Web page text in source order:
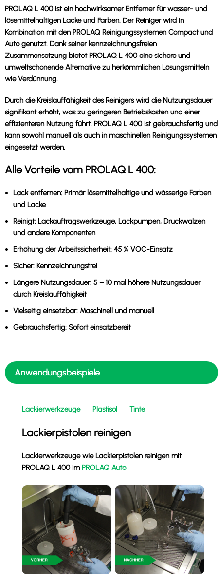
PROLAQ L 400 ist ein hochwirksamer Entferner für wasser- und
lösemittelhaltigen Lacke und Farben. Der Reiniger wird in
Kombination mit den PROLAQ Reinigungssystemen Compact und
Auto genutzt. Dank seiner kennzeichnungsfreien
Zusammensetzung bietet PROLAQ L 400 eine sichere und
umweltschonende Alternative zu herkömmlichen Lösungsmitteln
wie Verdünnung.
Durch die Kreislauffähigkeit des Reinigers wird die Nutzungsdauer
signifikant erhöht, was zu geringeren Betriebskosten und einer
effizienteren Nutzung führt. PROLAQ L 400 ist gebrauchsfertig und
kann sowohl manuell als auch in maschinellen Reinigungssystemen
eingesetzt werden.
Alle Vorteile vom PROLAQ L 400:
Lack entfernen: Primär lösemittelhaltige und wässerige Farben
und Lacke
Reinigt: Lackauftragswerkzeuge, Lackpumpen, Druckwalzen
und andere Komponenten
Erhöhung der Arbeitssicherheit: 45 % VOC-Einsatz
Sicher: Kennzeichnungsfrei
Längere Nutzungsdauer: 5 – 10 mal höhere Nutzungsdauer
durch Kreislauffähigkeit
Vielseitig einsetzbar: Maschinell und manuell
Gebrauchsfertig: Sofort einsatzbereit
Anwendungsbeispiele
Lackierwerkzeuge Plastisol Tinte
Lackierpistolen reinigen
Lackierwerkzeuge wie Lackierpistolen reinigen mit
PROLAQ L 400 im PROLAQ Auto